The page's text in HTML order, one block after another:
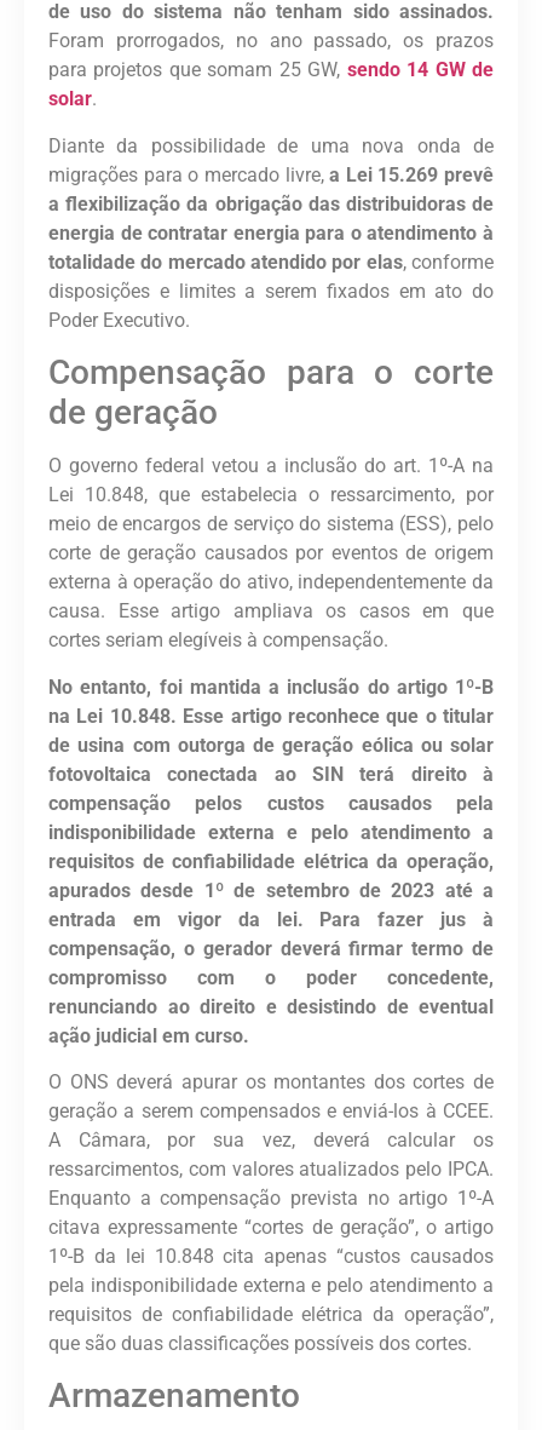
de uso do sistema não tenham sido assinados.
Foram prorrogados, no ano passado, os prazos
para projetos que somam 25 GW, sendo 14 GW de
solar.
Diante da possibilidade de uma nova onda de
migrações para o mercado livre,a Lei 15.269 prevê
a flexibilização da obrigação das distribuidoras de
energia de contratar energia para o atendimento à
totalidade do mercado atendido por elas, conforme
disposições e limites a serem fixados em ato do
Poder Executivo.
Compensação para o corte
de geração
O governo federal vetou a inclusão do art. 1º-A na
Lei 10.848, que estabelecia o ressarcimento, por
meio de encargos de serviço do sistema (ESS), pelo
corte de geração causados por eventos de origem
externa à operação do ativo, independentemente da
causa. Esse artigo ampliava os casos em que
cortes seriam elegíveis à compensação.
No entanto, foi mantida a inclusão do artigo 1º-B
na Lei 10.848. Esse artigo reconhece que o titular
de usina com outorga de geração eólica ou solar
fotovoltaica conectada ao SIN terá direito à
compensação pelos custos causados pela
indisponibilidade externa e pelo atendimento a
requisitos de confiabilidade elétrica da operação,
apurados desde 1º de setembro de 2023 até a
entrada em vigor da lei. Para fazer jus à
compensação, o gerador deverá firmar termo de
compromisso com o poder concedente,
renunciando ao direito e desistindo de eventual
ação judicial em curso.
O ONS deverá apurar os montantes dos cortes de
geração a serem compensados e enviá-los à CCEE.
A Câmara, por sua vez, deverá calcular os
ressarcimentos, com valores atualizados pelo IPCA.
Enquanto a compensação prevista no artigo 1º-A
citava expressamente “cortes de geração”, o artigo
1º-B da lei 10.848 cita apenas “custos causados
pela indisponibilidade externa e pelo atendimento a
requisitos de confiabilidade elétrica da operação”,
que são duas classificações possíveis dos cortes.
Armazenamento